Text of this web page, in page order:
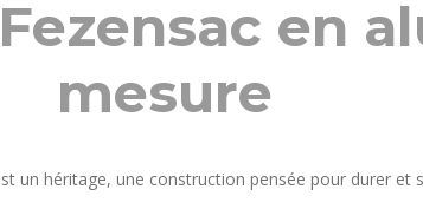
en
mesure
un héritage, une construction pensée pour durer et